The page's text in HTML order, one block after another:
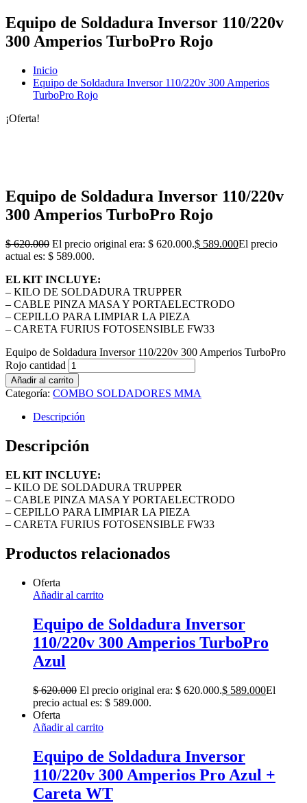
Equipo de Soldadura Inversor 110/220v
300 Amperios TurboPro Rojo
Inicio
Equipo de Soldadura Inversor 110/220v 300 Amperios
TurboPro Rojo
¡Oferta!
Equipo de Soldadura Inversor 110/220v
300 Amperios TurboPro Rojo
$620.000 El precio original era: $ 620.000.$ 589.000El precio
actual es: $ 589.000.
EL KIT INCLUYE:
– KILO DE SOLDADURA TRUPPER
– CABLE PINZA MASA Y PORTAELECTRODO
– CEPILLO PARA LIMPIAR LA PIEZA
– CARETA FURIUS FOTOSENSIBLE FW33
Equipo de Soldadura Inversor 110/220v 300 Amperios TurboPro
Rojo cantidad
Añadir al carrito
Categoría: COMBO SOLDADORES MMA
Descripción
Descripción
EL KIT INCLUYE:
– KILO DE SOLDADURA TRUPPER
– CABLE PINZA MASA Y PORTAELECTRODO
– CEPILLO PARA LIMPIAR LA PIEZA
– CARETA FURIUS FOTOSENSIBLE FW33
Productos relacionados
Oferta
Añadir al carrito
Equipo de Soldadura Inversor
110/220v 300 Amperios TurboPro
Azul
$620.000 El precio original era: $ 620.000.$ 589.000El
precio actual es: $ 589.000.
Oferta
Añadir al carrito
Equipo de Soldadura Inversor
110/220v 300 Amperios Pro Azul +
Careta WT